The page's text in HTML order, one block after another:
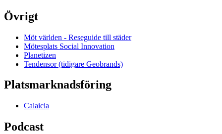
Övrigt
Möt världen - Reseguide till städer
Mötesplats Social Innovation
Planetizen
Tendensor (tidigare Geobrands)
Platsmarknadsföring
Calaicia
Podcast